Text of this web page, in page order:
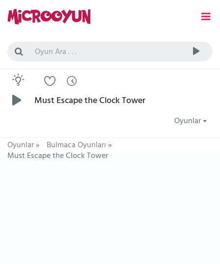
Must Escape the Clock Tower
Oyunlar
Oyunlar» Bulmaca Oyunları»
Must Escape the Clock Tower